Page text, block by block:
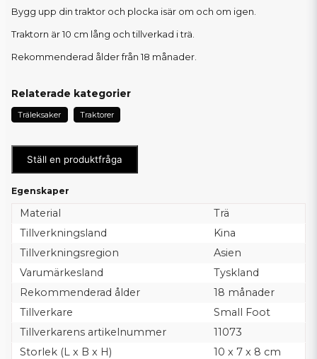
Bygg upp din traktor och plocka isär om och om igen.
Traktorn är 10 cm lång och tillverkad i trä.
Rekommenderad ålder från 18 månader.
Relaterade kategorier
Träleksaker Traktorer
Ställ en produktfråga
Egenskaper
Material
Trä
Tillverkningsland
Kina
Tillverkningsregion
Asien
Varumärkesland
Tyskland
Rekommenderad ålder
18 månader
Tillverkare
Small Foot
Tillverkarens artikelnummer
11073
Storlek (L x B x H)
10 x 7 x 8 cm